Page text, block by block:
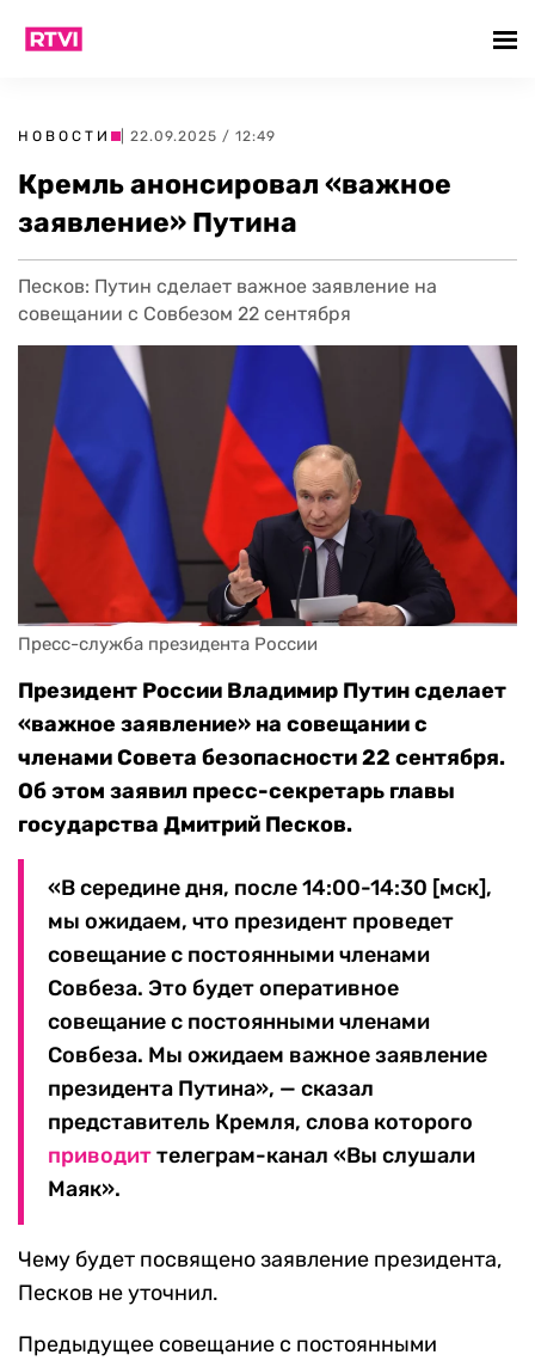
НОВОСТИ | 22.09.2025 / 12:49
Кремль анонсировал «важное
заявление» Путина
Песков: Путин сделает важное заявление на
совещании с Совбезом 22 сентября
Пресс-служба президента России
Президент России Владимир Путин сделает
«важное заявление» на совещании с
членами Совета безопасности 22 сентября.
Об этом заявил пресс-секретарь главы
государства Дмитрий Песков.
«В середине дня, после 14:00-14:30 [мск],
мы ожидаем, что президент проведет
совещание с постоянными членами
Совбеза. Это будет оперативное
совещание с постоянными членами
Совбеза. Мы ожидаем важное заявление
президента Путина», — сказал
представитель Кремля, слова которого
приводиттелеграм-канал «Вы слушали
Маяк».
Чему будет посвящено заявление президента,
Песков не уточнил.
Предыдущее совещание с постоянными